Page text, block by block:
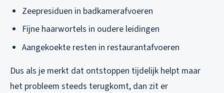
Zeepresiduen in badkamerafvoeren
Fijne haarwortels in oudere leidingen
Aangekoekte resten in restaurantafvoeren
Dus als je merkt dat ontstoppen tijdelijk helpt maar
het probleem steeds terugkomt, dan zit er